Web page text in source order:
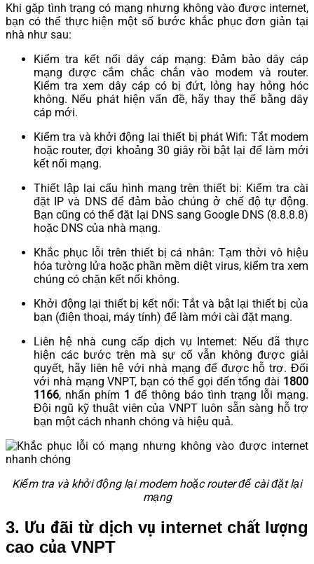
Khi gặp tình trạng có mạng nhưng không vào được internet,
bạn có thể thực hiện một số bước khắc phục đơn giản tại
nhà như sau:
Kiểm tra kết nối dây cáp mạng: Đảm bảo dây cáp
mạng được cắm chắc chắn vào modem và router.
Kiểm tra xem dây cáp có bị đứt, lỏng hay hỏng hóc
không. Nếu phát hiện vấn đề, hãy thay thế bằng dây
cáp mới.
Kiểm tra và khởi động lại thiết bị phát Wifi: Tắt modem
hoặc router, đợi khoảng 30 giây rồi bật lại để làm mới
kết nối mạng.
Thiết lập lại cấu hình mạng trên thiết bị: Kiểm tra cài
đặt IP và DNS để đảm bảo chúng ở chế độ tự động.
Bạn cũng có thể đặt lại DNS sang Google DNS (8.8.8.8)
hoặc DNS của nhà mạng.
Khắc phục lỗi trên thiết bị cá nhân: Tạm thời vô hiệu
hóa tường lửa hoặc phần mềm diệt virus, kiểm tra xem
chúng có chặn kết nối không.
Khởi động lại thiết bị kết nối: Tắt và bật lại thiết bị của
bạn (điện thoại, máy tính) để làm mới cài đặt mạng.
Liên hệ nhà cung cấp dịch vụ Internet: Nếu đã thực
hiện các bước trên mà sự cố vẫn không được giải
quyết, hãy liên hệ với nhà mạng để được hỗ trợ. Đối
với nhà mạng VNPT, bạn có thể gọi đến tổng đài 1800
1166, nhấn phím 1 để thông báo tình trạng lỗi mạng.
Đội ngũ kỹ thuật viên của VNPT luôn sẵn sàng hỗ trợ
bạn một cách nhanh chóng và hiệu quả.
Kiểm tra và khởi động lại modem hoặc router để cài đặt lại
mạng
3. Ưu đãi từ dịch vụ internet chất lượng
cao của VNPT